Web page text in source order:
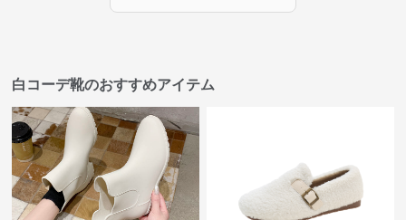
白コーデ靴のおすすめアイテム